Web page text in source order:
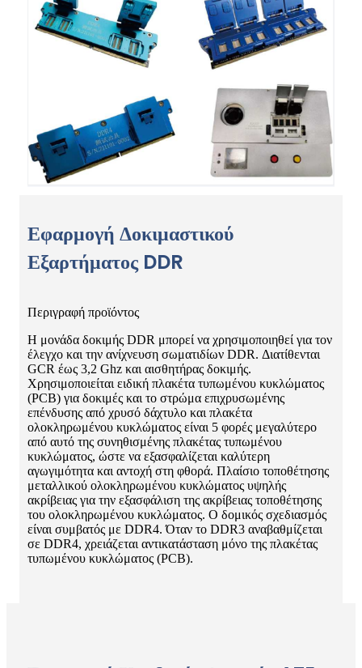
Εφαρμογή Δοκιμαστικού
Εξαρτήματος DDR
Περιγραφή προϊόντος
Η μονάδα δοκιμής DDR μπορεί να χρησιμοποιηθεί για τον
έλεγχο και την ανίχνευση σωματιδίων DDR. Διατίθενται
GCR έως 3,2 Ghz και αισθητήρας δοκιμής.
Χρησιμοποιείται ειδική πλακέτα τυπωμένου κυκλώματος
(PCB) για δοκιμές και το στρώμα επιχρυσωμένης
επένδυσης από χρυσό δάχτυλο και πλακέτα
ολοκληρωμένου κυκλώματος είναι 5 φορές μεγαλύτερο
από αυτό της συνηθισμένης πλακέτας τυπωμένου
κυκλώματος, ώστε να εξασφαλίζεται καλύτερη
αγωγιμότητα και αντοχή στη φθορά. Πλαίσιο τοποθέτησης
μεταλλικού ολοκληρωμένου κυκλώματος υψηλής
ακρίβειας για την εξασφάλιση της ακρίβειας τοποθέτησης
του ολοκληρωμένου κυκλώματος. Ο δομικός σχεδιασμός
είναι συμβατός με DDR4. Όταν το DDR3 αναβαθμίζεται
σε DDR4, χρειάζεται αντικατάσταση μόνο της πλακέτας
τυπωμένου κυκλώματος (PCB).